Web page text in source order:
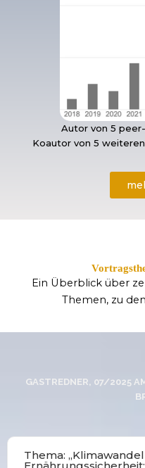
Autor von 5
Koautor von 5
Ein Überblick über
Themen, zu
GASTREDNER, 07/2025
Thema: